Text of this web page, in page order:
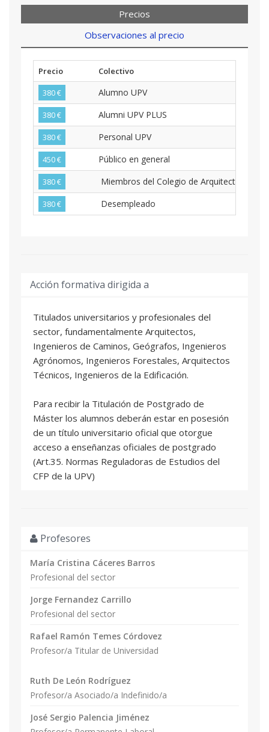
Precios
Observaciones al precio
Precio
Colectivo
380 €
Alumno UPV
380 € Alumni UPV PLUS
380 € Personal UPV
450 € Público en general
380 € Miembros del Colegio de Arquitectos de
380 € Desempleado
Acción formativa dirigida a
Titulados universitarios y profesionales del
sector, fundamentalmente Arquitectos,
Ingenieros de Caminos, Geógrafos, Ingenieros
Agrónomos, Ingenieros Forestales, Arquitectos
Técnicos, Ingenieros de la Edificación.
Para recibir la Titulación de Postgrado de
Máster los alumnos deberán estar en posesión
de un título universitario oficial que otorgue
acceso a enseñanzas oficiales de postgrado
(Art.35. Normas Reguladoras de Estudios del
CFP de la UPV)
Profesores
María Cristina Cáceres Barros
Profesional del sector
Jorge Fernandez Carrillo
Profesional del sector
Rafael Ramón Temes Córdovez
Profesor/a Titular de Universidad
Ruth De León Rodríguez
Profesor/a Asociado/a Indefinido/a
José Sergio Palencia Jiménez